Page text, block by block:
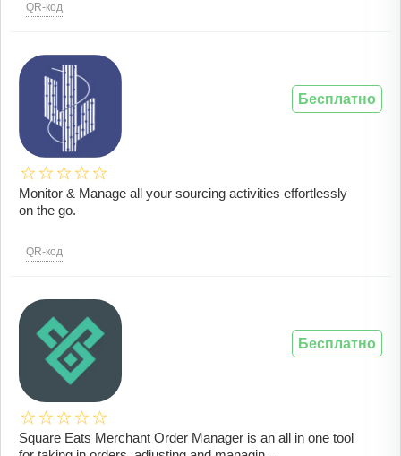
QR-код
Monitor & Manage all your sourcing activities effortlessly
on the go.
QR-код
Бесплатно
Square Eats Merchant Order Manager is an all in one tool
Бесплатно